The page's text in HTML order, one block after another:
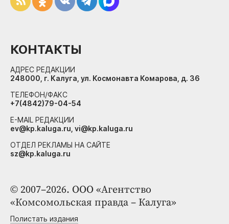
© 2007–2026. ООО «Агентство
«Комсомольская правда – Калуга»
Полистать издания
КОНТАКТЫ
АДРЕС РЕДАКЦИИ
248000, г. Калуга, ул. Космонавта Комарова, д. 36
ТЕЛЕФОН/ФАКС
+7(4842)79-04-54
E-MAIL РЕДАКЦИИ
ev@kp.kaluga.ru, vi@kp.kaluga.ru
ОТДЕЛ РЕКЛАМЫ НА САЙТЕ
sz@kp.kaluga.ru